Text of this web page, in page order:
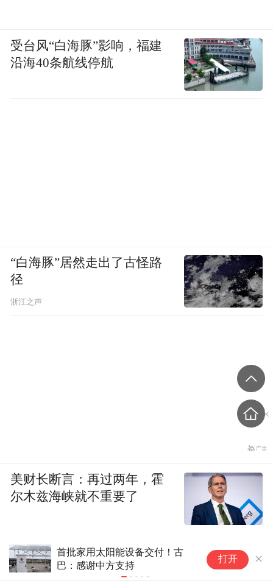
税收征管新阶段 打开
受台风“白海豚”影响，福建
沿海40条航线停航
“白海豚”居然走出了古怪路
径
浙江之声
美财长断言：再过两年，霍
尔木兹海峡就不重要了